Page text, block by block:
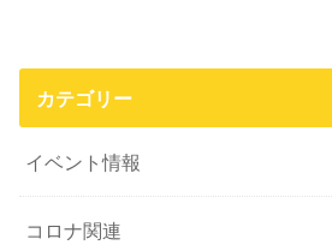
カテゴリー
イベント情報
コロナ関連